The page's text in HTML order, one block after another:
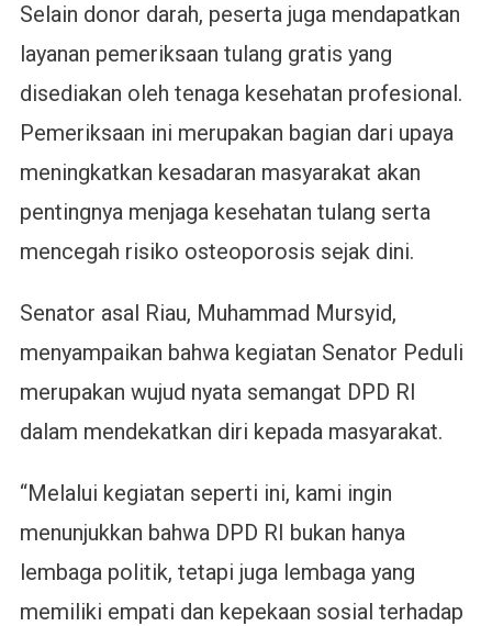
Selain donor darah, peserta juga mendapatkan
layanan pemeriksaan tulang gratis yang
disediakan oleh tenaga kesehatan profesional.
Pemeriksaan ini merupakan bagian dari upaya
meningkatkan kesadaran masyarakat akan
pentingnya menjaga kesehatan tulang serta
mencegah risiko osteoporosis sejak dini.
Senator asal Riau, Muhammad Mursyid,
menyampaikan bahwa kegiatan Senator Peduli
merupakan wujud nyata semangat DPD RI
dalam mendekatkan diri kepada masyarakat.
“Melalui kegiatan seperti ini, kami ingin
menunjukkan bahwa DPD RI bukan hanya
lembaga politik, tetapi juga lembaga yang
memiliki empati dan kepekaan sosial terhadap